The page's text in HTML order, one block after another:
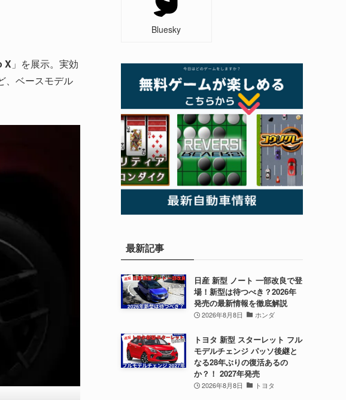
X 」を展示。実効
、ベースモデル
Bluesky
最新記事
日産 新型 ノート 一部改良で登
場！新型は待つべき？2026年
発売の最新情報を徹底解説
2026年8月8日 ホンダ
トヨタ 新型 スターレット フル
モデルチェンジ パッソ後継と
なる28年ぶりの復活あるの
か？！ 2027年発売
2026年8月8日 トヨタ